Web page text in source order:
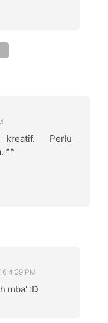
kreatif. Perlu
^^
4:29 PM
mba' :D